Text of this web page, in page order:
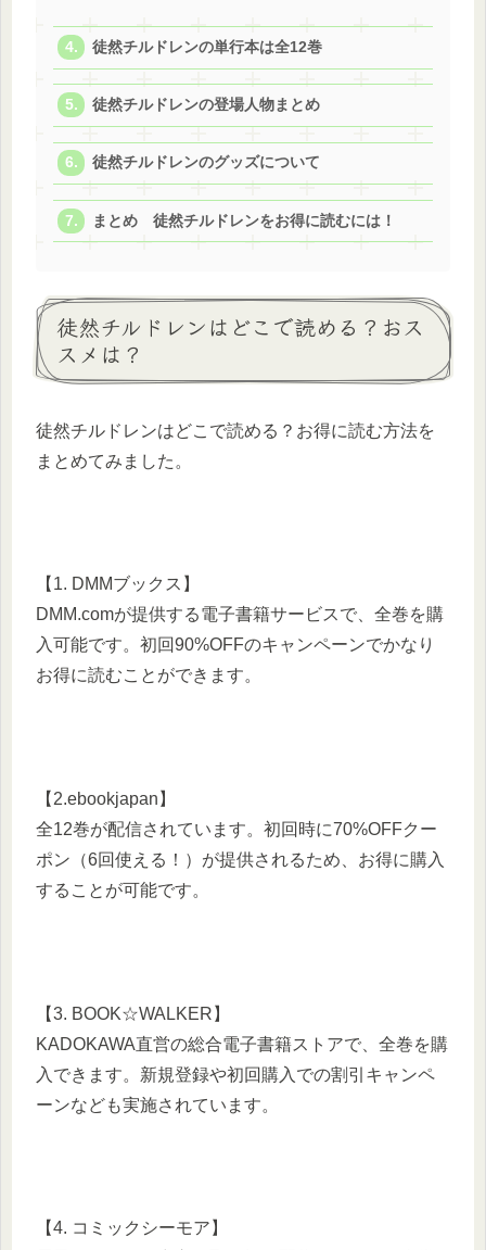
徒然チルドレンの単行本は全12巻
徒然チルドレンの登場人物まとめ
徒然チルドレンのグッズについて
まとめ 徒然チルドレンをお得に読むには！
徒然チルドレンはどこで読める？おス
スメは？
徒然チルドレンはどこで読める？お得に読む方法を
まとめてみました。
【1. DMMブックス】
DMM.comが提供する電子書籍サービスで、全巻を購
入可能です。初回90%OFFのキャンペーンでかなり
お得に読むことができます。
【2.ebookjapan】
全12巻が配信されています。初回時に70%OFFクー
ポン（6回使える！）が提供されるため、お得に購入
することが可能です。
【3. BOOK☆WALKER】
KADOKAWA直営の総合電子書籍ストアで、全巻を購
入できます。新規登録や初回購入での割引キャンペ
ーンなども実施されています。
【4. コミックシーモア】